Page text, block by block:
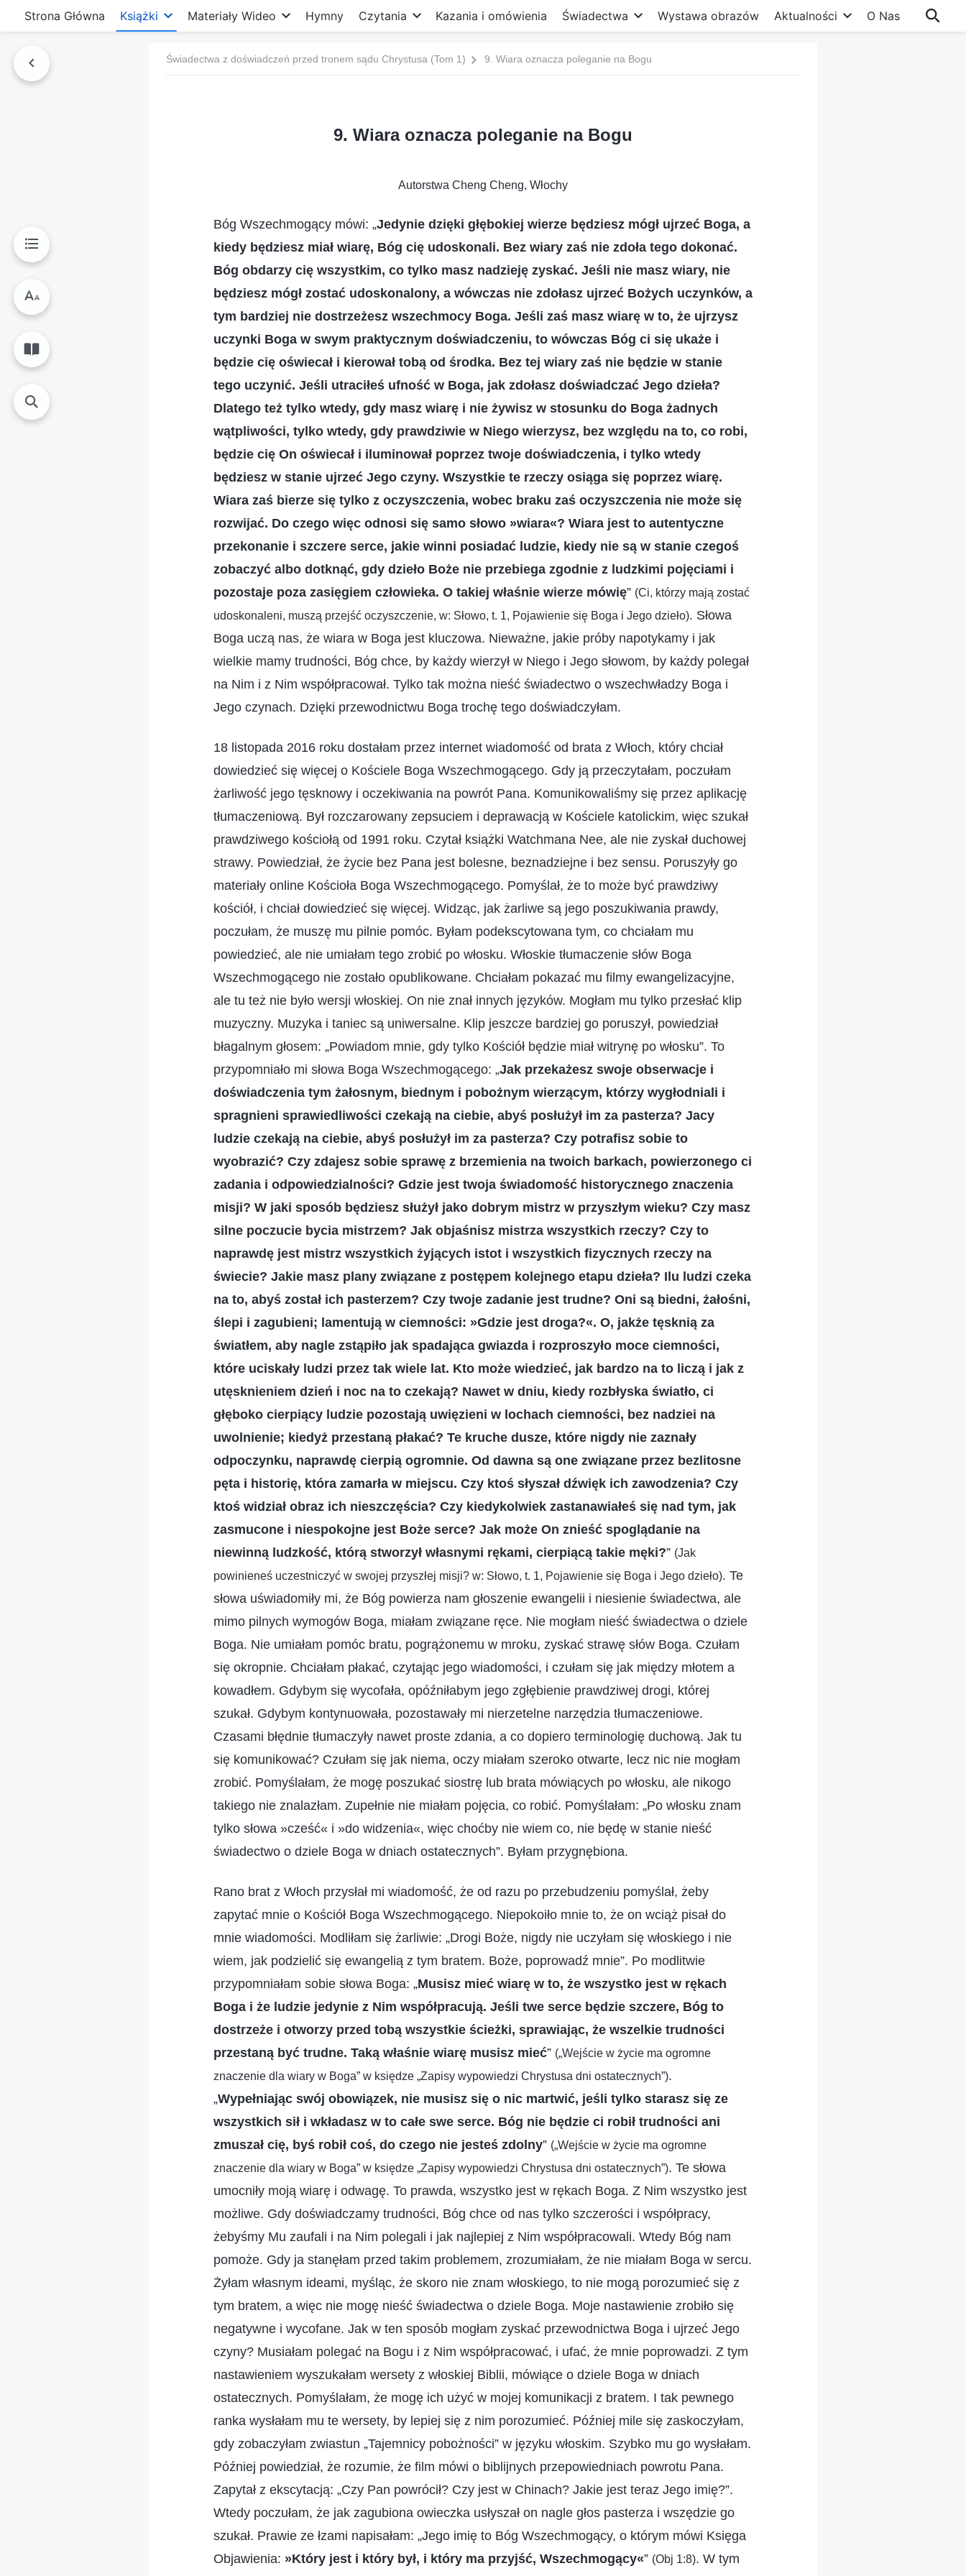
Strona Główna Książki Materiały Wideo Hymny Czytania Kazania i omówienia Świadectwa Wystawa obrazów Aktualności O Nas
Świadectwa z doświadczeń przed tronem sądu Chrystusa (Tom 1) 9. Wiara oznacza poleganie na Bogu
9. Wiara oznacza poleganie na Bogu
Autorstwa Cheng Cheng, Włochy
Bóg Wszechmogący mówi: „Jedynie dzięki głębokiej wierze będziesz mógł ujrzeć Boga, a
kiedy będziesz miał wiarę, Bóg cię udoskonali. Bez wiary zaś nie zdoła tego dokonać.
Bóg obdarzy cię wszystkim, co tylko masz nadzieję zyskać. Jeśli nie masz wiary, nie
będziesz mógł zostać udoskonalony, a wówczas nie zdołasz ujrzeć Bożych uczynków, a
tym bardziej nie dostrzeżesz wszechmocy Boga. Jeśli zaś masz wiarę w to, że ujrzysz
uczynki Boga w swym praktycznym doświadczeniu, to wówczas Bóg ci się ukaże i
będzie cię oświecał i kierował tobą od środka. Bez tej wiary zaś nie będzie w stanie
tego uczynić. Jeśli utraciłeś ufność w Boga, jak zdołasz doświadczać Jego dzieła?
Dlatego też tylko wtedy, gdy masz wiarę i nie żywisz w stosunku do Boga żadnych
wątpliwości, tylko wtedy, gdy prawdziwie w Niego wierzysz, bez względu na to, co robi,
będzie cię On oświecał i iluminował poprzez twoje doświadczenia, i tylko wtedy
będziesz w stanie ujrzeć Jego czyny. Wszystkie te rzeczy osiąga się poprzez wiarę.
Wiara zaś bierze się tylko z oczyszczenia, wobec braku zaś oczyszczenia nie może się
rozwijać. Do czego więc odnosi się samo słowo »wiara«? Wiara jest to autentyczne
przekonanie i szczere serce, jakie winni posiadać ludzie, kiedy nie są w stanie czegoś
zobaczyć albo dotknąć, gdy dzieło Boże nie przebiega zgodnie z ludzkimi pojęciami i
pozostaje poza zasięgiem człowieka. O takiej właśnie wierze mówię” (Ci, którzy mają zostać
udoskonaleni, muszą przejść oczyszczenie, w: Słowo, t. 1, Pojawienie się Boga i Jego dzieło). Słowa
Boga uczą nas, że wiara w Boga jest kluczowa. Nieważne, jakie próby napotykamy i jak
wielkie mamy trudności, Bóg chce, by każdy wierzył w Niego i Jego słowom, by każdy polegał
na Nim i z Nim współpracował. Tylko tak można nieść świadectwo o wszechwładzy Boga i
Jego czynach. Dzięki przewodnictwu Boga trochę tego doświadczyłam.
18 listopada 2016 roku dostałam przez internet wiadomość od brata z Włoch, który chciał
dowiedzieć się więcej o Kościele Boga Wszechmogącego. Gdy ją przeczytałam, poczułam
żarliwość jego tęsknowy i oczekiwania na powrót Pana. Komunikowaliśmy się przez aplikację
tłumaczeniową. Był rozczarowany zepsuciem i deprawacją w Kościele katolickim, więc szukał
prawdziwego kościołą od 1991 roku. Czytał książki Watchmana Nee, ale nie zyskał duchowej
strawy. Powiedział, że życie bez Pana jest bolesne, beznadziejne i bez sensu. Poruszyły go
materiały online Kościoła Boga Wszechmogącego. Pomyślał, że to może być prawdziwy
kościół, i chciał dowiedzieć się więcej. Widząc, jak żarliwe są jego poszukiwania prawdy,
poczułam, że muszę mu pilnie pomóc. Byłam podekscytowana tym, co chciałam mu
powiedzieć, ale nie umiałam tego zrobić po włosku. Włoskie tłumaczenie słów Boga
Wszechmogącego nie zostało opublikowane. Chciałam pokazać mu filmy ewangelizacyjne,
ale tu też nie było wersji włoskiej. On nie znał innych języków. Mogłam mu tylko przesłać klip
muzyczny. Muzyka i taniec są uniwersalne. Klip jeszcze bardziej go poruszył, powiedział
błagalnym głosem: „Powiadom mnie, gdy tylko Kościół będzie miał witrynę po włosku”. To
przypomniało mi słowa Boga Wszechmogącego: „Jak przekażesz swoje obserwacje i
doświadczenia tym żałosnym, biednym i pobożnym wierzącym, którzy wygłodniali i
spragnieni sprawiedliwości czekają na ciebie, abyś posłużył im za pasterza? Jacy
ludzie czekają na ciebie, abyś posłużył im za pasterza? Czy potrafisz sobie to
wyobrazić? Czy zdajesz sobie sprawę z brzemienia na twoich barkach, powierzonego ci
zadania i odpowiedzialności? Gdzie jest twoja świadomość historycznego znaczenia
misji? W jaki sposób będziesz służył jako dobrym mistrz w przyszłym wieku? Czy masz
silne poczucie bycia mistrzem? Jak objaśnisz mistrza wszystkich rzeczy? Czy to
naprawdę jest mistrz wszystkich żyjących istot i wszystkich fizycznych rzeczy na
świecie? Jakie masz plany związane z postępem kolejnego etapu dzieła? Ilu ludzi czeka
na to, abyś został ich pasterzem? Czy twoje zadanie jest trudne? Oni są biedni, żałośni,
ślepi i zagubieni; lamentują w ciemności: »Gdzie jest droga?«. O, jakże tęsknią za
światłem, aby nagle zstąpiło jak spadająca gwiazda i rozproszyło moce ciemności,
które uciskały ludzi przez tak wiele lat. Kto może wiedzieć, jak bardzo na to liczą i jak z
utęsknieniem dzień i noc na to czekają? Nawet w dniu, kiedy rozbłyska światło, ci
głęboko cierpiący ludzie pozostają uwięzieni w lochach ciemności, bez nadziei na
uwolnienie; kiedyż przestaną płakać? Te kruche dusze, które nigdy nie zaznały
odpoczynku, naprawdę cierpią ogromnie. Od dawna są one związane przez bezlitosne
pęta i historię, która zamarła w miejscu. Czy ktoś słyszał dźwięk ich zawodzenia? Czy
ktoś widział obraz ich nieszczęścia? Czy kiedykolwiek zastanawiałeś się nad tym, jak
zasmucone i niespokojne jest Boże serce? Jak może On znieść spoglądanie na
niewinną ludzkość, którą stworzył własnymi rękami, cierpiącą takie męki?” (Jak
powinieneś uczestniczyć w swojej przyszłej misji? w: Słowo, t. 1, Pojawienie się Boga i Jego dzieło). Te
słowa uświadomiły mi, że Bóg powierza nam głoszenie ewangelii i niesienie świadectwa, ale
mimo pilnych wymogów Boga, miałam związane ręce. Nie mogłam nieść świadectwa o dziele
Boga. Nie umiałam pomóc bratu, pogrążonemu w mroku, zyskać strawę słów Boga. Czułam
się okropnie. Chciałam płakać, czytając jego wiadomości, i czułam się jak między młotem a
kowadłem. Gdybym się wycofała, opóźniłabym jego zgłębienie prawdziwej drogi, której
szukał. Gdybym kontynuowała, pozostawały mi nierzetelne narzędzia tłumaczeniowe.
Czasami błędnie tłumaczyły nawet proste zdania, a co dopiero terminologię duchową. Jak tu
się komunikować? Czułam się jak niema, oczy miałam szeroko otwarte, lecz nic nie mogłam
zrobić. Pomyślałam, że mogę poszukać siostrę lub brata mówiących po włosku, ale nikogo
takiego nie znalazłam. Zupełnie nie miałam pojęcia, co robić. Pomyślałam: „Po włosku znam
tylko słowa »cześć« i »do widzenia«, więc choćby nie wiem co, nie będę w stanie nieść
świadectwo o dziele Boga w dniach ostatecznych”. Byłam przygnębiona.
Rano brat z Włoch przysłał mi wiadomość, że od razu po przebudzeniu pomyślał, żeby
zapytać mnie o Kościół Boga Wszechmogącego. Niepokoiło mnie to, że on wciąż pisał do
mnie wiadomości. Modliłam się żarliwie: „Drogi Boże, nigdy nie uczyłam się włoskiego i nie
wiem, jak podzielić się ewangelią z tym bratem. Boże, poprowadź mnie”. Po modlitwie
przypomniałam sobie słowa Boga: „Musisz mieć wiarę w to, że wszystko jest w rękach
Boga i że ludzie jedynie z Nim współpracują. Jeśli twe serce będzie szczere, Bóg to
dostrzeże i otworzy przed tobą wszystkie ścieżki, sprawiając, że wszelkie trudności
przestaną być trudne. Taką właśnie wiarę musisz mieć” („Wejście w życie ma ogromne
znaczenie dla wiary w Boga” w księdze „Zapisy wypowiedzi Chrystusa dni ostatecznych”).
„Wypełniając swój obowiązek, nie musisz się o nic martwić, jeśli tylko starasz się ze
wszystkich sił i wkładasz w to całe swe serce. Bóg nie będzie ci robił trudności ani
zmuszał cię, byś robił coś, do czego nie jesteś zdolny” („Wejście w życie ma ogromne
znaczenie dla wiary w Boga” w księdze „Zapisy wypowiedzi Chrystusa dni ostatecznych”). Te słowa
umocniły moją wiarę i odwagę. To prawda, wszystko jest w rękach Boga. Z Nim wszystko jest
możliwe. Gdy doświadczamy trudności, Bóg chce od nas tylko szczerości i współpracy,
żebyśmy Mu zaufali i na Nim polegali i jak najlepiej z Nim współpracowali. Wtedy Bóg nam
pomoże. Gdy ja stanęłam przed takim problemem, zrozumiałam, że nie miałam Boga w sercu.
Żyłam własnym ideami, myśląc, że skoro nie znam włoskiego, to nie mogą porozumieć się z
tym bratem, a więc nie mogę nieść świadectwa o dziele Boga. Moje nastawienie zrobiło się
negatywne i wycofane. Jak w ten sposób mogłam zyskać przewodnictwa Boga i ujrzeć Jego
czyny? Musiałam polegać na Bogu i z Nim współpracować, i ufać, że mnie poprowadzi. Z tym
nastawieniem wyszukałam wersety z włoskiej Biblii, mówiące o dziele Boga w dniach
ostatecznych. Pomyślałam, że mogę ich użyć w mojej komunikacji z bratem. I tak pewnego
ranka wysłałam mu te wersety, by lepiej się z nim porozumieć. Później mile się zaskoczyłam,
gdy zobaczyłam zwiastun „Tajemnicy pobożności” w języku włoskim. Szybko mu go wysłałam.
Później powiedział, że rozumie, że film mówi o biblijnych przepowiedniach powrotu Pana.
Zapytał z ekscytacją: „Czy Pan powrócił? Czy jest w Chinach? Jakie jest teraz Jego imię?”.
Wtedy poczułam, że jak zagubiona owieczka usłyszał on nagle głos pasterza i wszędzie go
szukał. Prawie ze łzami napisałam: „Jego imię to Bóg Wszechmogący, o którym mówi Księga
Objawienia: »Który jest i który był, i który ma przyjść, Wszechmogący«” (Obj 1:8). W tym